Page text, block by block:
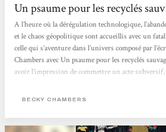
Un psaume pour les recyclés
A l’heure où la dérégulation technologique,
et le chaos géopolitique sont accueillis avec un
celle qui s’aventure dans l’univers composé par
Chambers avec Un psaume pour les recyclés
avoir l’impression de commettre un acte
BECKY CHAMBERS